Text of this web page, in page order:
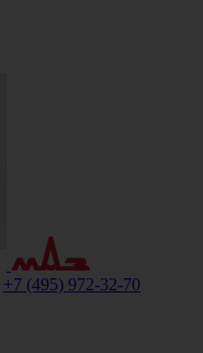
+7 (495) 972-32-70